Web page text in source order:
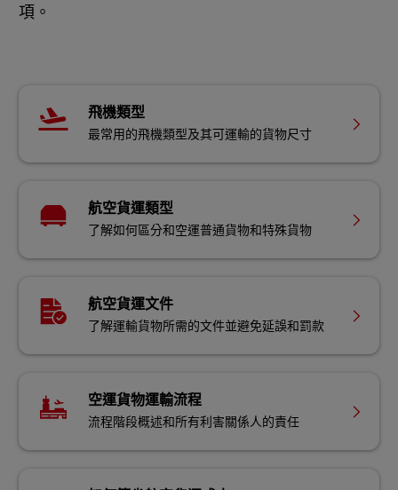
項。
飛機類型
最常用的飛機類型及其可運輸的貨物尺寸
航空貨運類型
了解如何區分和空運普通貨物和特殊貨物
航空貨運文件
了解運輸貨物所需的文件並避免延誤和罰款
空運貨物運輸流程
流程階段概述和所有利害關係人的責任